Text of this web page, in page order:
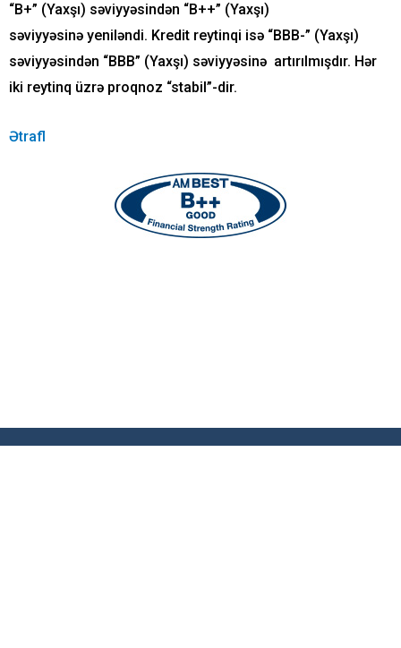
“B+” (Yaxşı) səviyyəsindən “B++” (Yaxşı)
səviyyəsinə yeniləndi. Kredit reytinqi isə “BBB-” (Yaxşı)
səviyyəsindən “BBB” (Yaxşı) səviyyəsinə artırılmışdır. Hər
iki reytinq üzrə proqnoz “stabil”-dir.
Ətrafl